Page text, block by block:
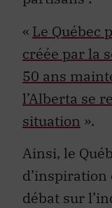
« Le Québec
créée par la
50 ans
l’Alberta se
situation ».
Ainsi, le
d’inspiration
débat sur